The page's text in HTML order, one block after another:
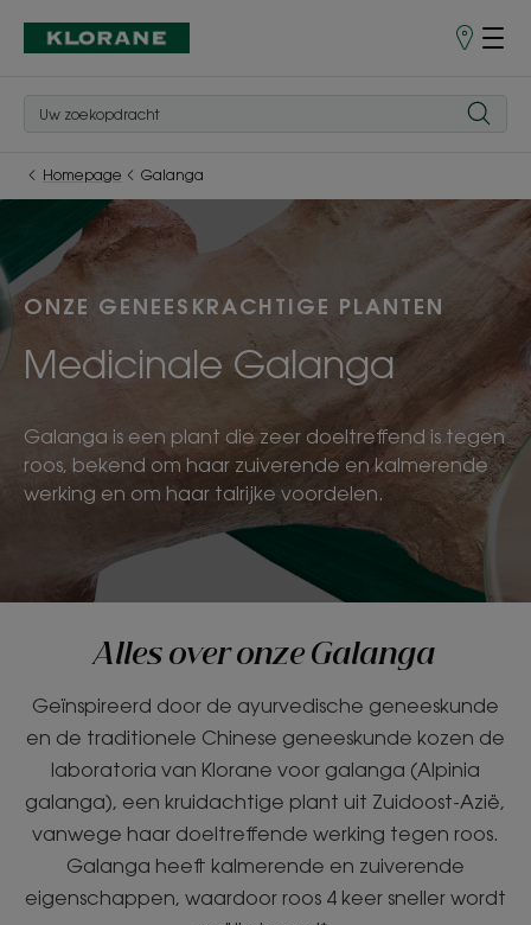
Homepage Galanga
ONZE GENEESKRACHTIGE PLANTEN
Medicinale Galanga
Galanga is een plant die zeer doeltreffend is tegen
roos, bekend om haar zuiverende en kalmerende
werking en om haar talrijke voordelen.
Alles over onze Galanga
Geïnspireerd door de ayurvedische geneeskunde
en de traditionele Chinese geneeskunde kozen de
laboratoria van Klorane voor galanga (Alpinia
galanga), een kruidachtige plant uit Zuidoost-Azië,
vanwege haar doeltreffende werking tegen roos.
Galanga heeft kalmerende en zuiverende
eigenschappen, waardoor roos 4 keer sneller wordt